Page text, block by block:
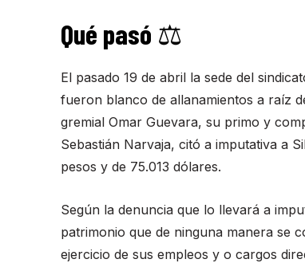
Qué pasó ⚖
El pasado 19 de abril la sede del
fueron blanco de allanamientos a raíz
gremial Omar Guevara, su primo y
Sebastián Narvaja, citó a imputativa a
pesos y de 75.013 dólares.
Según la denuncia que lo llevará a
patrimonio que de ninguna manera se
ejercicio de sus empleos y o cargos